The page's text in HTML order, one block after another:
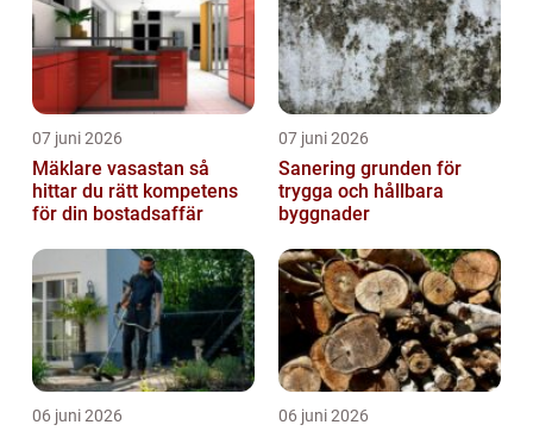
07 juni 2026
Mäklare vasastan så
hittar du rätt kompetens
för din bostadsaffär
07 juni 2026
Sanering grunden för
trygga och hållbara
byggnader
06 juni 2026 06 juni 2026